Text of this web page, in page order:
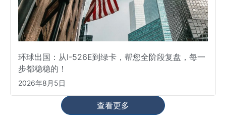
环球出国：从I-526E到绿卡，帮您全阶段复盘，每一
步都稳稳的！
2026年8月5日
查看更多